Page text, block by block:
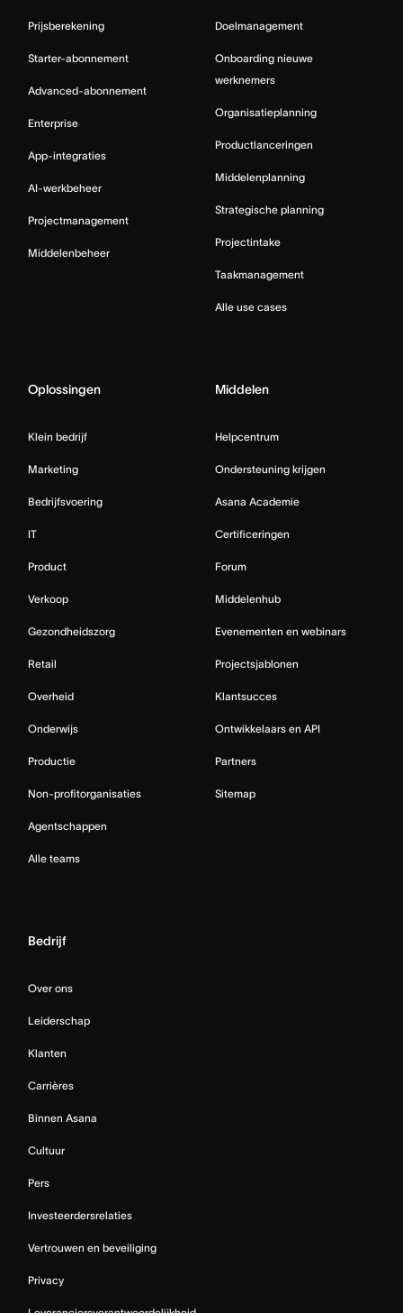
Prijsberekening
Starter-abonnement
Advanced-abonnement
Enterprise
App-integraties
AI-werkbeheer
Projectmanagement
Middelenbeheer
Doelmanagement
Onboarding nieuwe
werknemers
Organisatieplanning
Productlanceringen
Middelenplanning
Strategische planning
Projectintake
Taakmanagement
Alle use cases
Oplossingen
Klein bedrijf
Marketing
Bedrijfsvoering
IT
Product
Verkoop
Gezondheidszorg
Retail
Overheid
Onderwijs
Productie
Non-profitorganisaties
Agentschappen
Alle teams
Middelen
Helpcentrum
Ondersteuning krijgen
Asana Academie
Certificeringen
Forum
Middelenhub
Evenementen en webinars
Projectsjablonen
Klantsucces
Ontwikkelaars en API
Partners
Sitemap
Bedrijf
Over ons
Leiderschap
Klanten
Carrières
Binnen Asana
Cultuur
Pers
Investeerdersrelaties
Vertrouwen en beveiliging
Privacy